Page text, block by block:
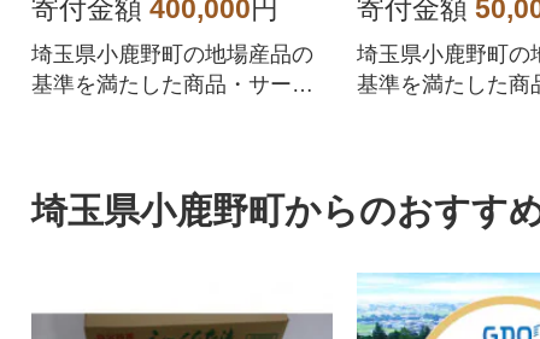
寄付金額 400,000円
埼玉県小鹿野町の地場産品の
基準を満たした商品・サービ
方はPayPay商品券を受け取れ
ませんのでご注意ください。
寄付金額
埼玉県小鹿野町の
基準を満たした商
方はPayPay商品
ませんのでご注
埼玉県小鹿野町からのおすす